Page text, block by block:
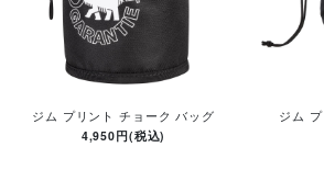
ジム プリント チョーク バッグ
4,950円(税込)
ジム